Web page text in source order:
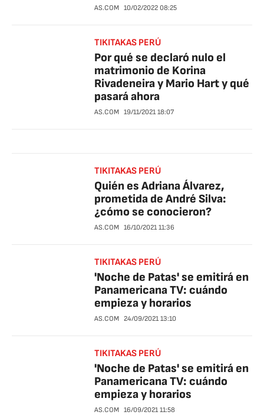
AS.COM 10/02/2022 08:25
TIKITAKAS PERÚ
Por qué se declaró nulo el
matrimonio de Korina
Rivadeneira y Mario Hart y qué
pasará ahora
AS.COM 19/11/2021 18:07
TIKITAKAS PERÚ
Quién es Adriana Álvarez,
prometida de André Silva:
¿cómo se conocieron?
AS.COM 16/10/2021 11:36
TIKITAKAS PERÚ
'Noche de Patas' se emitirá en
Panamericana TV: cuándo
empieza y horarios
AS.COM 24/09/2021 13:10
TIKITAKAS PERÚ
'Noche de Patas' se emitirá en
Panamericana TV: cuándo
empieza y horarios
AS.COM 16/09/2021 11:58